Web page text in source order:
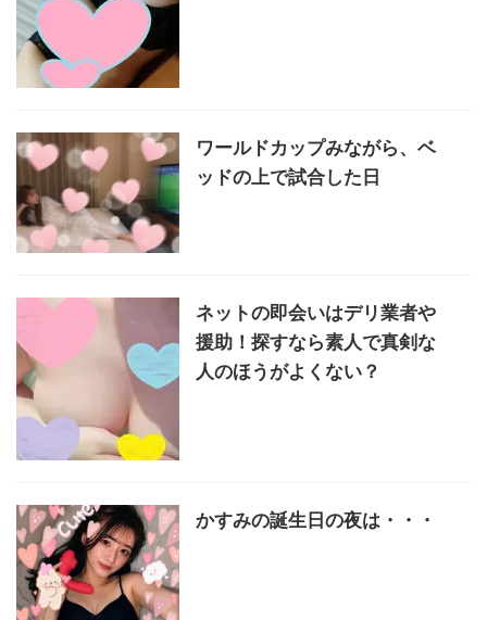
ワールドカップみながら、ベ
ッドの上で試合した日
ネットの即会いはデリ業者や
援助！探すなら素人で真剣な
人のほうがよくない？
かすみの誕生日の夜は・・・